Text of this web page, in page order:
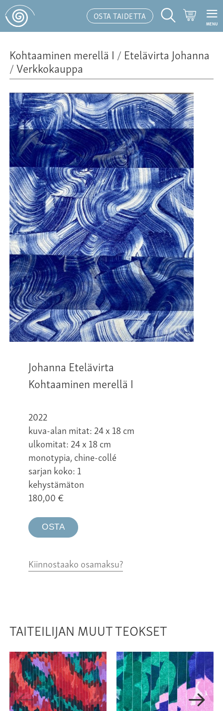
OSTA TAIDETTA
Hakutoiminto
MENU
Kohtaaminen merellä I / Etelävirta Johanna
/Verkkokauppa
Johanna Etelävirta
Kohtaaminen merellä I
2022
kuva-alan mitat: 24 x 18 cm
ulkomitat: 24 x 18 cm
monotypia, chine-collé
sarjan koko: 1
kehystämäton
180,00€
OSTA
Kiinnostaako osamaksu?
TAITEILIJAN MUUT TEOKSET